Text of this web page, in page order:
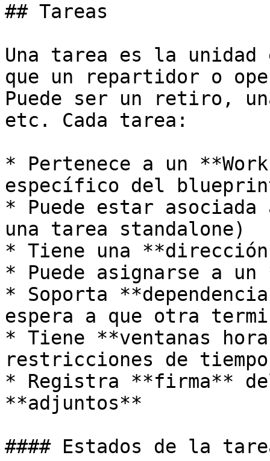
## Tareas
Una tarea es la
que un repartidor o
Puede ser un retiro,
etc. Cada tarea:
* Pertenece a un
específico del
* Puede estar
una tarea standalone)
* Tiene una
* Puede asignarse a
* Soporta
espera a que otra
* Tiene **ventanas
restricciones de tiempo
* Registra **firma**
**adjuntos**
#### Estados de la